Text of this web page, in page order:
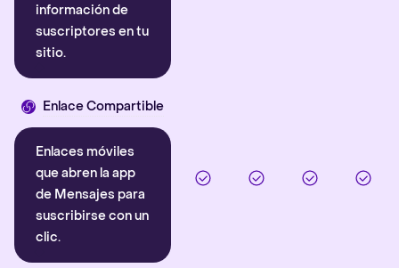
información de
suscriptores en tu
sitio.
Enlace Compartible
Enlaces móviles
que abren la app
de Mensajes para
suscribirse con un
clic.